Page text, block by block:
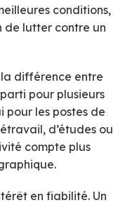
conditions,
de lutter contre un
la différence entre
pour plusieurs
pour les postes de
d’études ou
compte plus
en fiabilité. Un